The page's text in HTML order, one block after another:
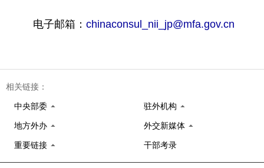
电子邮箱： chinaconsul_nii_jp@mfa.gov.cn
相关链接：
中央部委 驻外机构
地方外办 外交新媒体
重要链接 干部考录